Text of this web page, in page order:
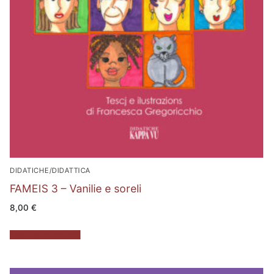
DIDATICHE/DIDATTICA
FAMEIS 3 – Vanilie e soreli
8,00 €